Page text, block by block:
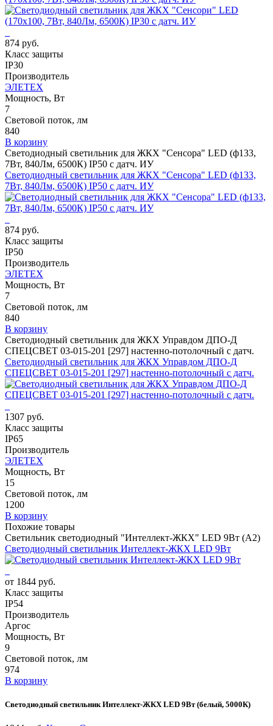
874 руб.
Класс защиты
IP30
Производитель
ЭЛЕТЕХ
Мощность, Вт
7
Световой поток, лм
840
В корзину
Светодиодный светильник для ЖКХ "Сенсора" LED (ф133,
7Вт, 840Лм, 6500К) IP50 с датч. ИУ
Светодиодный светильник для ЖКХ "Сенсора" LED (ф133,
7Вт, 840Лм, 6500К) IP50 с датч. ИУ
874 руб.
Класс защиты
IP50
Производитель
ЭЛЕТЕХ
Мощность, Вт
7
Световой поток, лм
840
В корзину
Светодиодный светильник для ЖКХ Управдом ДПО-Д
СПЕЦСВЕТ 03-015-201 [297] настенно-потолочный с датч.
Светодиодный светильник для ЖКХ Управдом ДПО-Д
СПЕЦСВЕТ 03-015-201 [297] настенно-потолочный с датч.
1307 руб.
Класс защиты
IP65
Производитель
ЭЛЕТЕХ
Мощность, Вт
15
Световой поток, лм
1200
В корзину
Похожие товары
Светильник светодиодный "Интеллект-ЖКХ" LED 9Вт (А2)
Светодиодный светильник Интеллект-ЖКХ LED 9Вт
от 1844 руб.
Класс защиты
IP54
Производитель
Аргос
Мощность, Вт
9
Световой поток, лм
974
В корзину
Светодиодный светильник Интеллект-ЖКХ LED 9Вт (белый, 5000К)